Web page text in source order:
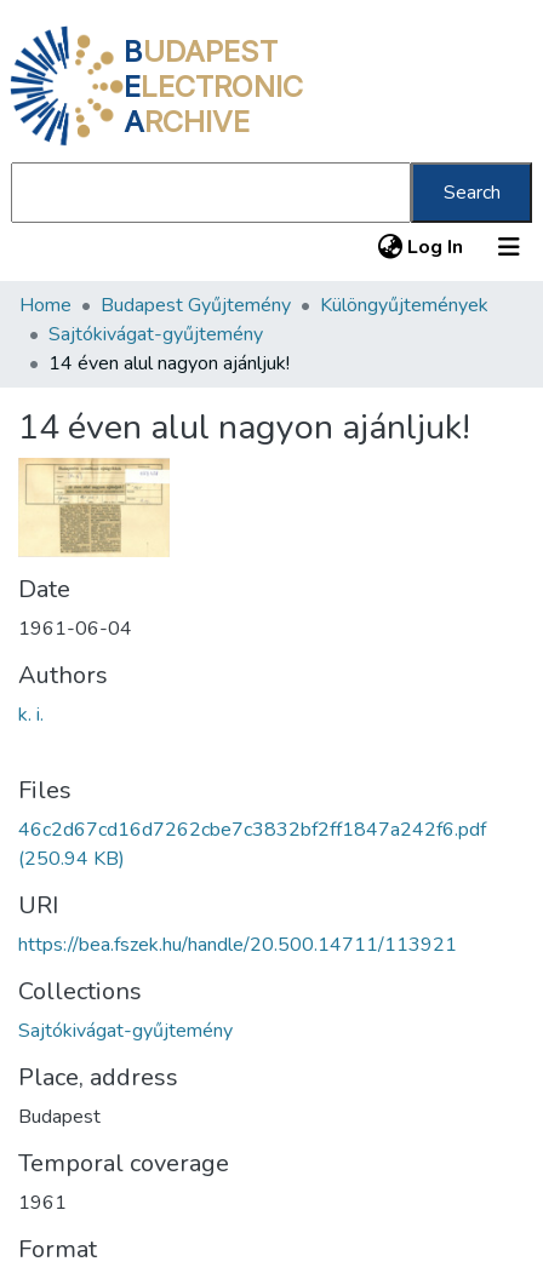
BUDAPEST
ELECTRONIC
ARCHIVE
Search
Log In (current)
Communities & Collections
All of DSpace
About us
Home Budapest Gyűjtemény
Különgyűjtemények
Sajtókivágat-gyűjtemény
14 éven alul nagyon ajánljuk!
14 éven alul nagyon ajánljuk!
Date
1961-06-04
Authors
k. i.
Files
46c2d67cd16d7262cbe7c3832bf2ff1847a242f6.pdf
(250.94 KB)
URI
https://bea.fszek.hu/handle/20.500.14711/113921
Collections
Sajtókivágat-gyűjtemény
Place, address
Budapest
Temporal coverage
1961
Format